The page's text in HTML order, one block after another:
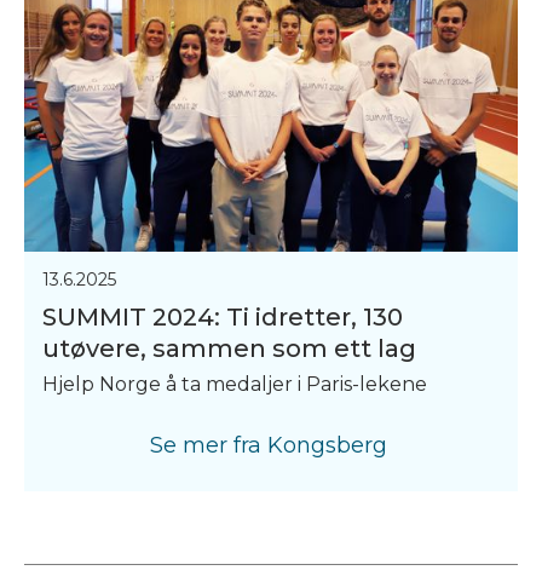
13.6.2025
SUMMIT 2024: Ti idretter, 130
utøvere, sammen som ett lag
Hjelp Norge å ta medaljer i Paris-lekene
Se mer fra Kongsberg